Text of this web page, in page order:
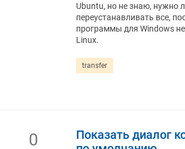
Ubuntu, но не знаю, нужно
переустанавливать все,
программы для Windows
Linux.
transfer
0
Показать диалог